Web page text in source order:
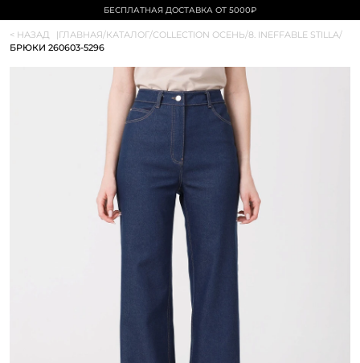
БЕСПЛАТНАЯ ДОСТАВКА ОТ 5000₽
< НАЗАД |ГЛАВНАЯ/КАТАЛОГ/COLLECTION ОСЕНЬ/8. INEFFABLE STILLA/
БРЮКИ 260603-5296